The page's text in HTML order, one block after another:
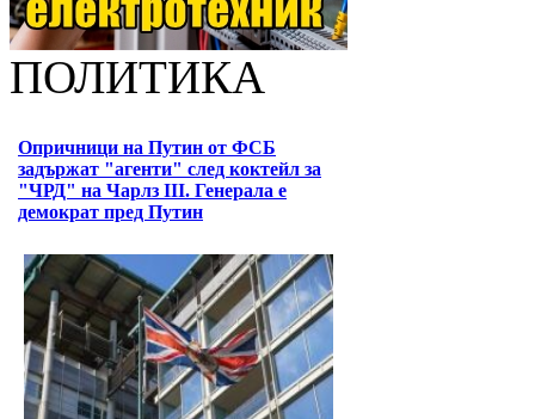
ПОЛИТИКА
Опричници на Путин от ФСБ
задържат "агенти" след коктейл за
"ЧРД" на Чарлз III. Генерала е
демократ пред Путин